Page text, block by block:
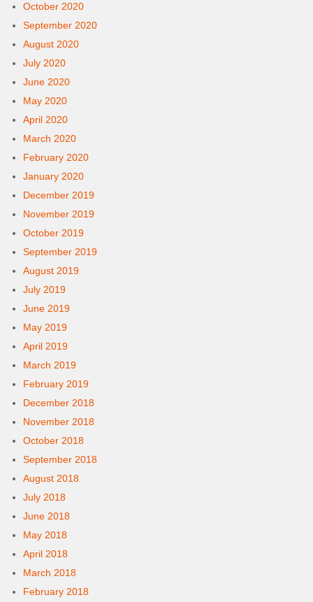
October 2020
September 2020
August 2020
July 2020
June 2020
May 2020
April 2020
March 2020
February 2020
January 2020
December 2019
November 2019
October 2019
September 2019
August 2019
July 2019
June 2019
May 2019
April 2019
March 2019
February 2019
December 2018
November 2018
October 2018
September 2018
August 2018
July 2018
June 2018
May 2018
April 2018
March 2018
February 2018